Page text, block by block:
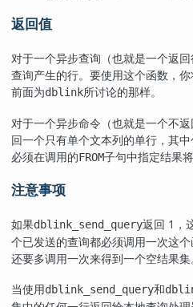
返回值
对于一个异步查询（也就是一个返
查询产生的行。要使用这个函数，
前面为dblink所讨论的那样。
对于一个异步命令（也就是一个不
回一个只有单个文本列的单行，其
必须在调用的FROM子句中指定结果
注意事项
如果dblink_send_query返回 1，
个已发送的查询都必须调用一次这
还要多调用一次来得到一个空结果集
当使用dblink_send_query和